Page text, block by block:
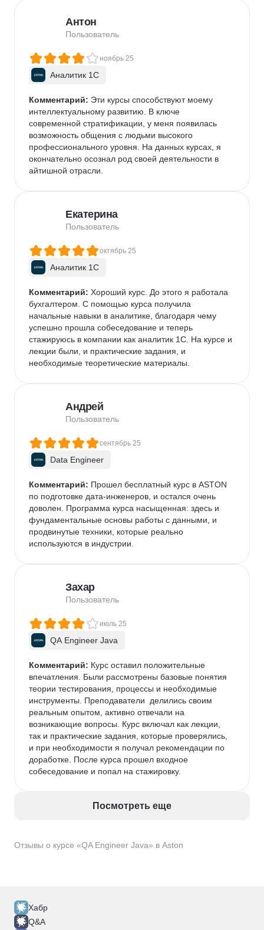
Отзывы о курсе «QA Engineer Java» в Aston
Антон
Пользователь
ноябрь 25
Аналитик 1С
Комментарий: Эти курсы способствуют моему
интеллектуальному развитию. В ключе
современной стратификации, у меня появилась
возможность общения с людьми высокого
профессионального уровня. На данных курсах, я
окончательно осознал род своей деятельности в
айтишной отрасли.
Екатерина
Пользователь
октябрь 25
Аналитик 1С
Комментарий: Хороший курс. До этого я работала
бухгалтером. С помощью курса получила
начальные навыки в аналитике, благодаря чему
успешно прошла собеседование и теперь
стажируюсь в компании как аналитик 1С. На курсе и
лекции были, и практические задания, и
необходимые теоретические материалы.
Андрей
Пользователь
сентябрь 25
Data Engineer
Комментарий: Прошел бесплатный курс в ASTON
по подготовке дата-инженеров, и остался очень
доволен. Программа курса насыщенная: здесь и
фундаментальные основы работы с данными, и
продвинутые техники, которые реально
используются в индустрии.
Захар
Пользователь
июль 25
QA Engineer Java
Комментарий: Курс оставил положительные
впечатления. Были рассмотрены базовые понятия
теории тестирования, процессы и необходимые
инструменты. Преподаватели  делились своим
реальным опытом, активно отвечали на
возникающие вопросы. Курс включал как лекции,
так и практические задания, которые проверялись,
и при необходимости я получал рекомендации по
доработке. После курса прошел входное
собеседование и попал на стажировку.
Посмотреть еще
Хабр
Q&A